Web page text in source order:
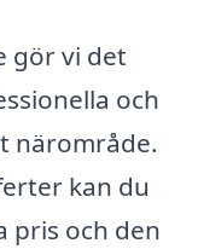
gör vi det
och
närområde.
kan du
pris och den